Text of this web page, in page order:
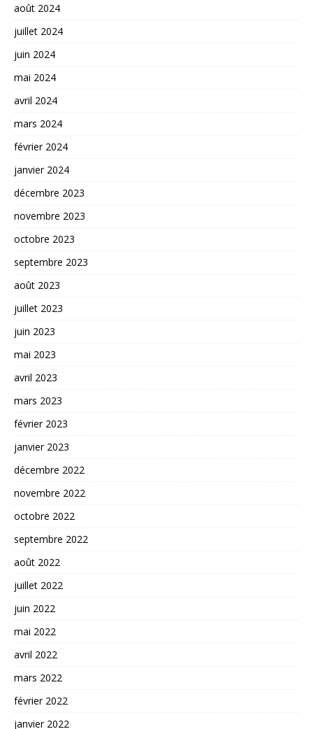
août 2024
juillet 2024
juin 2024
mai 2024
avril 2024
mars 2024
février 2024
janvier 2024
décembre 2023
novembre 2023
octobre 2023
septembre 2023
août 2023
juillet 2023
juin 2023
mai 2023
avril 2023
mars 2023
février 2023
janvier 2023
décembre 2022
novembre 2022
octobre 2022
septembre 2022
août 2022
juillet 2022
juin 2022
mai 2022
avril 2022
mars 2022
février 2022
janvier 2022